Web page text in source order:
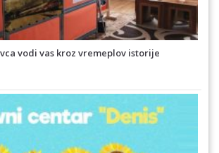
vodi vas kroz vremeplov istorije